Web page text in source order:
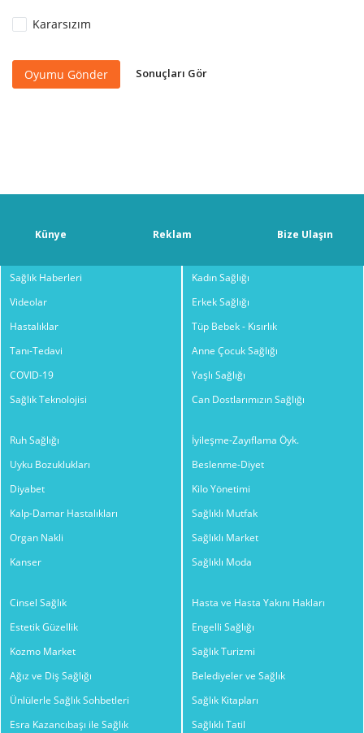
Kararsızım
Oyumu Gönder Sonuçları Gör
Künye Reklam Bize Ulaşın
Sağlık Haberleri
Videolar
Hastalıklar
Tanı-Tedavi
COVID-19
Sağlık Teknolojisi
Kadın Sağlığı
Erkek Sağlığı
Tüp Bebek - Kısırlık
Anne Çocuk Sağlığı
Yaşlı Sağlığı
Can Dostlarımızın Sağlığı
Ruh Sağlığı
Uyku Bozuklukları
Diyabet
Kalp-Damar Hastalıkları
Organ Nakli
Kanser
İyileşme-Zayıflama Öyk.
Beslenme-Diyet
Kilo Yönetimi
Sağlıklı Mutfak
Sağlıklı Market
Sağlıklı Moda
Cinsel Sağlık
Estetik Güzellik
Kozmo Market
Ağız ve Diş Sağlığı
Ünlülerle Sağlık Sohbetleri
Esra Kazancıbaşı ile Sağlık
Hasta ve Hasta Yakını Hakları
Engelli Sağlığı
Sağlık Turizmi
Belediyeler ve Sağlık
Sağlık Kitapları
Sağlıklı Tatil